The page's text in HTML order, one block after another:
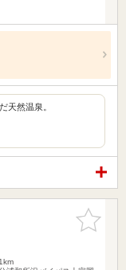
天然温泉。
お気に入
りに追加